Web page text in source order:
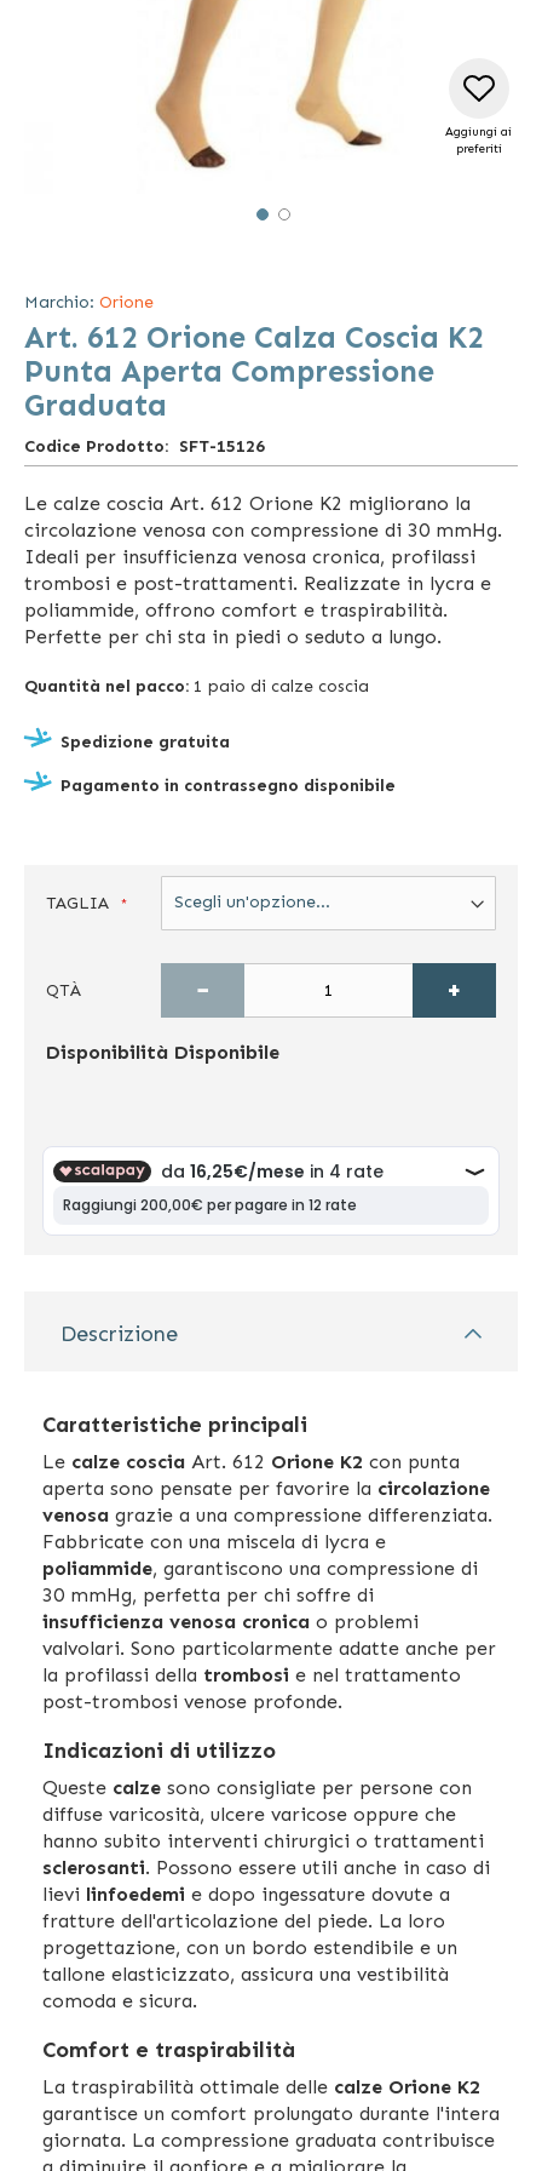
galleria
di
immagini
Aggiungi ai
preferiti
Marchio: Orione
Art. 612 Orione Calza Coscia K2
Punta Aperta Compressione
Graduata
Codice Prodotto SFT-15126
Le calze coscia Art. 612 Orione K2 migliorano la
circolazione venosa con compressione di 30 mmHg.
Ideali per insufficienza venosa cronica, profilassi
trombosi e post-trattamenti. Realizzate in lycra e
poliammide, offrono comfort e traspirabilità.
Perfette per chi sta in piedi o seduto a lungo.
Quantità nel pacco: 1 paio di calze coscia
Spedizione gratuita
Pagamento in contrassegno disponibile
TAGLIA
QTÀ − +
Disponibilità Disponibile
Descrizione
Caratteristiche principali
Le calze coscia Art. 612 Orione K2 con punta
aperta sono pensate per favorire la circolazione
venosa grazie a una compressione differenziata.
Fabbricate con una miscela di lycra e
poliammide, garantiscono una compressione di
30 mmHg, perfetta per chi soffre di
insufficienza venosa cronica o problemi
valvolari. Sono particolarmente adatte anche per
la profilassi della trombosi e nel trattamento
post-trombosi venose profonde.
Indicazioni di utilizzo
Queste calze sono consigliate per persone con
diffuse varicosità, ulcere varicose oppure che
hanno subito interventi chirurgici o trattamenti
sclerosanti. Possono essere utili anche in caso di
lievi linfoedemi e dopo ingessature dovute a
fratture dell'articolazione del piede. La loro
progettazione, con un bordo estendibile e un
tallone elasticizzato, assicura una vestibilità
comoda e sicura.
Comfort e traspirabilità
La traspirabilità ottimale delle calze Orione K2
garantisce un comfort prolungato durante l'intera
giornata. La compressione graduata contribuisce